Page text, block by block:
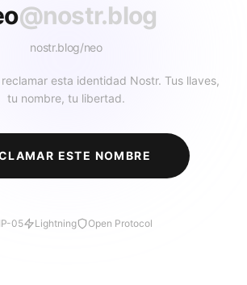
@nostr.blog
nostr.blog/neo
esta identidad Nostr. Tus llaves,
tu nombre, tu libertad.
ESTE NOMBRE
05 Lightning Open Protocol